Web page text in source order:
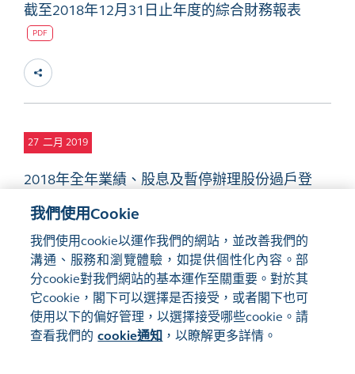
截至2018年12月31日止年度的綜合財務報表
PDF
27 二月 2019
2018年全年業績、股息及暫停辦理股份過戶登
記手續
網站地圖
使用條款
我們使用Cookie
我們使用cookie以運作我們的網站，並改善我們的
溝通、服務和瀏覽體驗，如提供個性化內容。部
分cookie對我們網站的基本運作至關重要。對於其
它cookie，閣下可以選擇是否接受，或者閣下也可
使用以下的偏好管理，以選擇接受哪些cookie。請
查看我們的 cookie通知 ，以瞭解更多詳情。